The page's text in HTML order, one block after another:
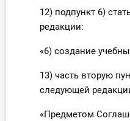
12) подпункт 6)
редакции:
«6) создание
13) часть вторую
следующей
«Предметом